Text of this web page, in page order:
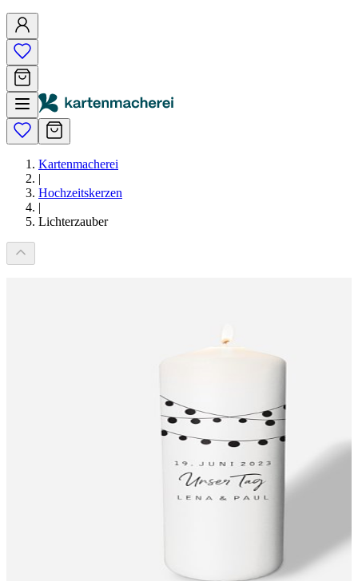
Kartenmacherei
|
Hochzeitskerzen
|
Lichterzauber